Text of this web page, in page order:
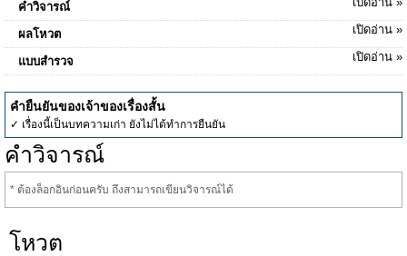
คำวิจารณ์
ผลโหวต เปิดอ่าน »
แบบสำรวจ เปิดอ่าน »
คำยืนยันของเจ้าของเรื่องสั้น
✓ เรื่องนี้เป็นบทความเก่า ยังไม่ได้ทำการยืนยัน
คำวิจารณ์
* ต้องล็อกอินก่อนครับ ถึงสามารถเขียนวิจารณ์ได้
โหวต